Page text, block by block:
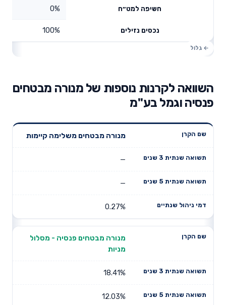
חשיפה למט״ח 0%
נכסים נזילים 100%
השוואה לקרנות נוספות של מנורה מבטחים
פנסיה וגמל בע"מ
שנים
תשואה
דמי ניהול
מנורה מבטחים משלימה קיימות
—
—
0.27%
מנורה מבטחים פנסיה - מסלול
מניות
18.41%
12.03%